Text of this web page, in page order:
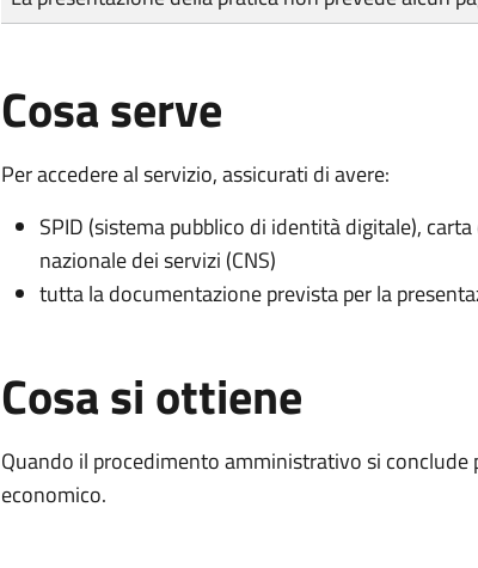
Cosa serve
Per accedere al servizio, assicurati di avere:
SPID (sistema pubblico di identità digitale),
nazionale dei servizi (CNS)
tutta la documentazione prevista per la
Cosa si ottiene
Quando il procedimento amministrativo si
economico.